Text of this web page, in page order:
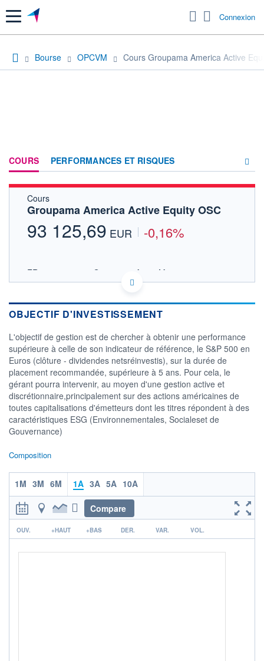
Menu Connexion
Bourse OPCVM Cours Groupama America Active
COURS PERFORMANCES ET RISQUES
FORUM
Cours
Groupama America Active Equity OSC
93 125,69 EUR -0,16%
FR0010891432 - Groupama Asset Management
OPCVM DERNIER COURS CONNU AU 05/08/2026
04/12 02/04
60 000
70 000
80 000
90 000
CATÉGORIE MORNINGSTAR
Actions Etats-Unis Gdes
Cap. Mixte
FONDS PARTENAIRES
TARIFS PRIVILÉGIÉS
ÉLIGIBILITÉ
PEA-PME BOURSOVIE LUX
CTO BUSINESS
Non éligible Boursobank
ACTIF NET (EUR)
OBJECTIF D'INVESTISSEMENT
L'objectif de gestion est de chercher à obtenir une performance
supérieure à celle de son indicateur de référence, le S&P 500 en
Euros (clôture - dividendes netsréinvestis), sur la durée de
placement recommandée, supérieure à 5 ans. Pour cela, le
gérant pourra intervenir, au moyen d'une gestion active et
discrétionnaire,principalement sur des actions américaines de
toutes capitalisations d'émetteurs dont les titres répondent à des
caractéristiques ESG (Environnementales, Socialeset de
Gouvernance)
Composition
1M 3M 6M 1A 3A 5A 10A
Compare
r
OUV. +HAUT +BAS DER. VAR. VOL.